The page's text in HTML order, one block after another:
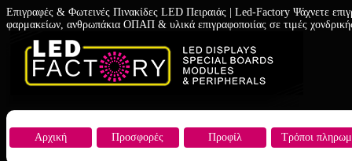
Επιγραφές & Φωτεινές Πινακίδες LED Πειραιάς | Led-Factory Ψάχνετε
φαρμακείων, ανθρωπάκια ΟΠΑΠ & υλικά επιγραφοποιίας σε τιμές
Αρχική Προσφορές Προφίλ Τρόποι